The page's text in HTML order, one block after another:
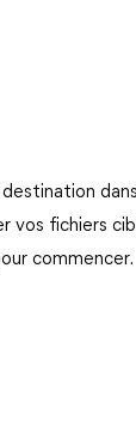
vos fichiers
commencer.